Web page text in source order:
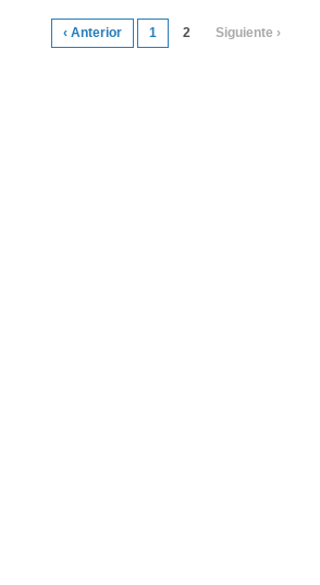
‹ Anterior 1 2 Siguiente ›